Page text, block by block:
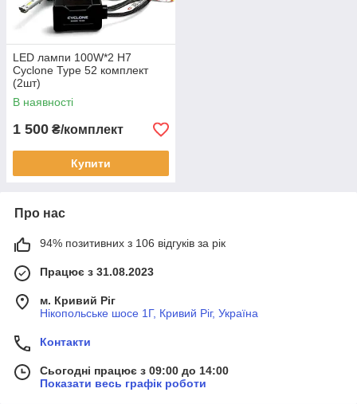
LED лампи 100W*2 H7
Cyclone Type 52 комплект
(2шт)
В наявності
1 500 ₴/комплект
Купити
Про нас
94% позитивних з 106 відгуків за рік
Працює з 31.08.2023
м. Кривий Ріг
Нікопольське шосе 1Г, Кривий Ріг, Україна
Контакти
Сьогодні працює з 09:00 до 14:00
Показати весь графік роботи